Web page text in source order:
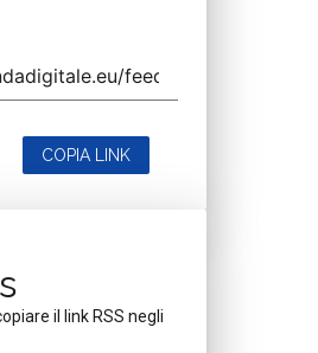
COPIA LINK
il link RSS negli